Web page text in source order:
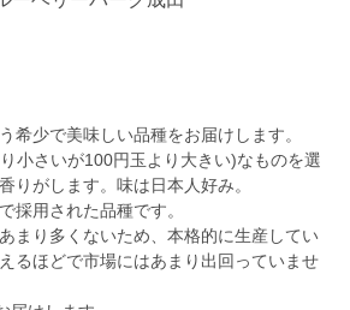
希少で美味しい品種をお届けします。
小さいが100円玉より大きい)なものを選
りがします。味は日本人好み。
採用された品種です。
まり多くないため、本格的に生産してい
るほどで市場にはあまり出回っていませ